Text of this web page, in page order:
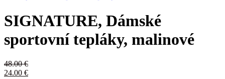
SIGNATURE, Dámské
sportovní tepláky, malinové
48.00€
24.00 €